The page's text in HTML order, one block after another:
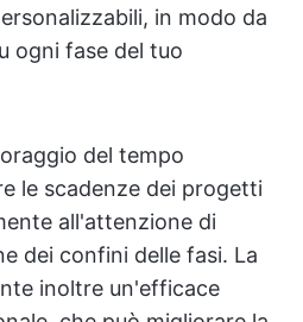
in modo da
ogni fase del tuo
del tempo
le scadenze dei progetti
all'attenzione di
dei confini delle fasi. La
inoltre un'efficace